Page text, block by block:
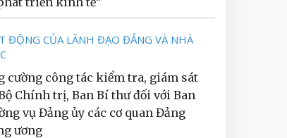
ĐỘNG CỦA LÃNH ĐẠO ĐẢNG VÀ NHÀ
cường công tác kiểm tra, giám sát
Chính trị, Ban Bí thư đối với Ban
vụ Đảng ủy các cơ quan Đảng
ương